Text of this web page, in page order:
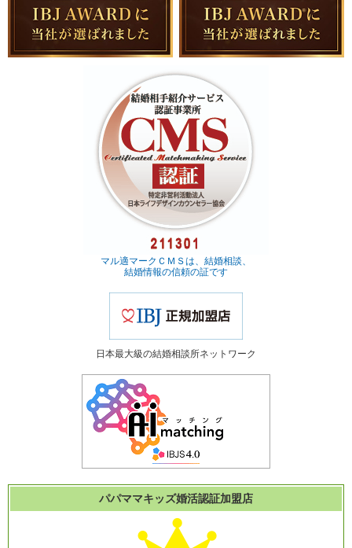
マル適マークＣＭＳは、結婚相談、
結婚情報の信頼の証です
日本最大級の結婚相談所ネットワーク
パパママキッズ婚活認証加盟店